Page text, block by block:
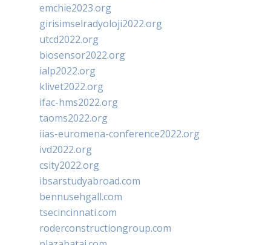
emchie2023.org
girisimselradyoloji2022.org
utcd2022.org
biosensor2022.org
ialp2022.org
klivet2022.org
ifac-hms2022.org
taoms2022.org
iias-euromena-conference2022.org
ivd2022.org
csity2022.org
ibsarstudyabroad.com
bennusehgall.com
tsecincinnati.com
roderconstructiongroup.com